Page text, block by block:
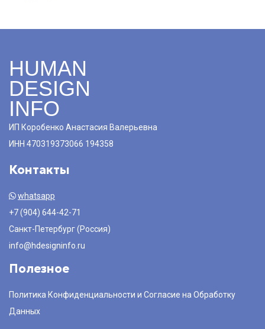
HUMAN
DESIGN
INFO
ИП Коробенко Анастасия Валерьевна
ИНН 470319373066 194358
Контакты
whatsapp
+7 (904) 644-42-71
Санкт-Петербург (Россия)
info@hdesigninfo.ru
Полезное
Политика Конфиденциальности и Согласие на Обработку
Данных